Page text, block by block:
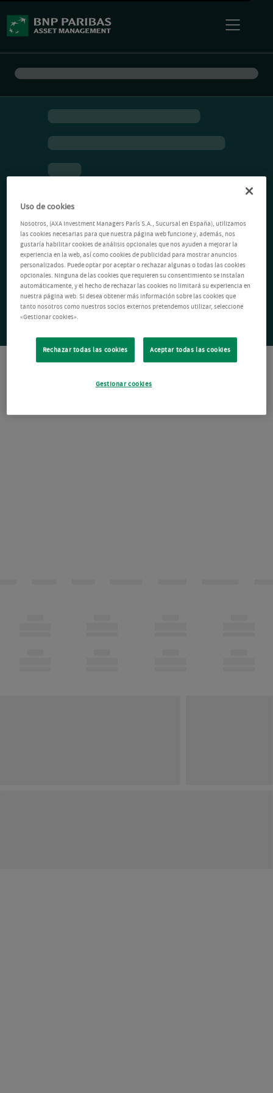
Uso de cookies
Nosotros, (AXA Investment Managers París S.A., Sucursal en España), utilizamos
las cookies necesarias para que nuestra página web funcione y, además, nos
gustaría habilitar cookies de análisis opcionales que nos ayuden a mejorar la
experiencia en la web, así como cookies de publicidad para mostrar anuncios
personalizados. Puede optar por aceptar o rechazar algunas o todas las cookies
opcionales. Ninguna de las cookies que requieren su consentimiento se instalan
automáticamente, y el hecho de rechazar las cookies no limitará su experiencia en
nuestra página web. Si desea obtener más información sobre las cookies que
tanto nosotros como nuestros socios externos pretendemos utilizar, seleccione
«Gestionar cookies».
Rechazar todas las cookies Aceptar todas las cookies
Gestionar cookies